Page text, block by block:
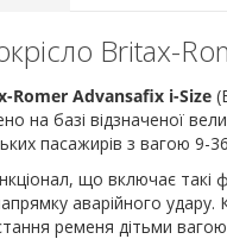
Britax-
Romer Advansafix i-Size
на базі відзначеної
пасажирів з вагою 9-
що включає такі
аварійного
ременя дітьми